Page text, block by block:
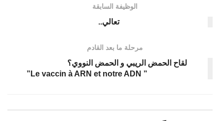
الوظيفة السابقة
تعالي..
مرحلة ما بعد القادم
لقاح الحمض الريبي و الحمض النووي؟
” Le vaccin à ARN et notre ADN”